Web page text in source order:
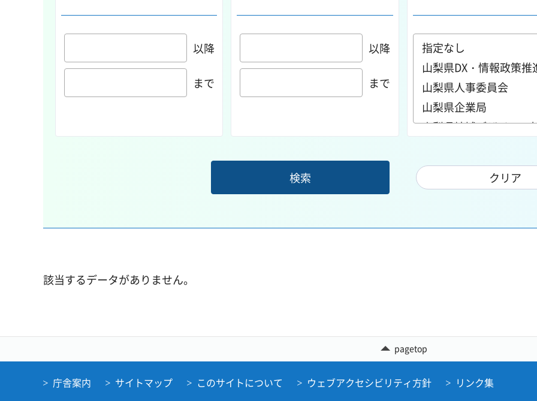
以降
まで
以降
まで
該当するデータがありません。
pagetop
庁舎案内 サイトマップ このサイトについて ウェブアクセシビリティ方針 リンク集